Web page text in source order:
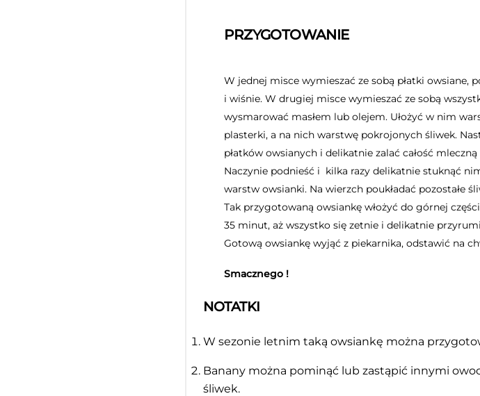
PRZYGOTOWANIE
W jednej misce wymieszać ze sobą płatki owsiane,
i wiśnie. W drugiej misce wymieszać ze sobą
wysmarować masłem lub olejem. Ułożyć w nim
plasterki, a na nich warstwę pokrojonych śliwek.
płatków owsianych i delikatnie zalać całość
Naczynie podnieść i kilka razy delikatnie stuknąć
warstw owsianki. Na wierzch poukładać pozostałe
Tak przygotowaną owsiankę włożyć do górnej
35 minut, aż wszystko się zetnie i delikatnie
Gotową owsiankę wyjąć z piekarnika, odstawić na
Smacznego !
NOTATKI
W sezonie letnim taką owsiankę można
Banany można pominąć lub zastąpić innymi
śliwek.